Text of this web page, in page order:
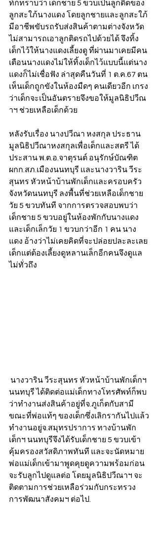
ท์ก็ทราบว่า เด็กชาย 5 ขวบเป็นลูกติดของ
ลูกสะใภ้นางแดง โดยลูกชายและลูกสะใภ้
มีอาชีพขับรถรับส่งสินค้าตามต่างจังหวัด
ไม่สามารถเอาลูกติดรถไปด้วยได้ จึงทิ้ง
เด็กไว้ให้นางแดงเลี้ยงดู ที่ผ่านมาเคยมีคน
เตือนนางแดงไม่ให้ทิ้งเด็กไว้แบบนี้แต่นาง
แดงก็ไม่เชื่อฟัง ล่าสุดคืนวันที่ 1 ต.ค.67 ตน
เห็นเด็กถูกขังในห้องมืดๆ คนเดียวอีก เกรง
ว่าเด็กจะเป็นอันตรายจึงขอให้มูลนิธิปวีณ
าฯ ช่วยเหลือเด็กด้วย
หลังรับเรื่อง นางปวีณา หงสกุล ประธาน
มูลนิธิปวีณาหงสกุลเพื่อเด็กและสตรี ได้
ประสาน พ.ต.อ.จาตุรนต์ อนุรักษ์บัณฑิต
ผกก.สภ.เมืองนนทบุรี เเละนางวาริน วีระ
สุนทร หัวหน้าบ้านพักเด็กเเละครอบครัว
จังหวัดนนทบุรี ลงพื้นที่ช่วยเหลือเด็กชาย
วัย 5 ขวบทันที จากการตรวจสอบพบว่า
เด็กชาย 5 ขวบอยู่ในห้องพักกับนางแดง
และเด็กเล็กวัย 1 ขวบกว่าอีก 1 คน นาง
แดง อ้างว่าไม่เคยคิดที่จะปล่อยปละละเลย
เด็กแต่ต้องเลี้ยงดูหลานเล็กอีกคนจึงดูแล
ไม่ทั่วถึง
นางวาริน วีระสุนทร หัวหน้าบ้านพักเด็กฯ
นนทบุรี ได้ติดต่อแม่เด็กทางโทรศัพท์ก็พบ
ว่าทำงานส่งสินค้าอยู่ที่จ.ภูเก็ตกับสามี
ขณะที่พ่อแท้ๆ ของเด็กซึ่งเลิกรากันไปแล้ว
ทำงานอยู่จ.สมุทรปราการ ทางบ้านพัก
เด็กฯ นนทบุรีจึงได้รับเด็กชาย 5 ขวบเข้า
คุ้มครองสวัสดิภาพทันที และจะนัดหมาย
พ่อแม่เด็กเข้ามาพูดคุยดูความพร้อมก่อน
จะรับลูกไปดูแลต่อ โดยมูลนิธิปวีณาฯ จะ
ติดตามการช่วยเหลือร่วมกับกระทรวง
การพัฒนาสังคมฯ ต่อไป.